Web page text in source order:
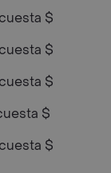
$
$
$
$
$